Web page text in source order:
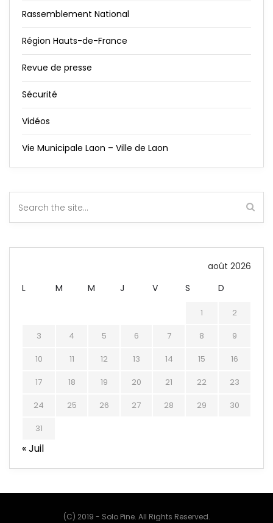
Rassemblement National
Région Hauts-de-France
Revue de presse
Sécurité
Vidéos
Vie Municipale Laon – Ville de Laon
août 2026
L
M M J V S D
1
2
3
4 5 6 7 8
9
10
11 12 13 14 15
16
17
18 19 20 21 22
23
24
25 26 27 28 29
30
31
« Juil
(C) 2019 - Solo Pine. All Rights Reserved.